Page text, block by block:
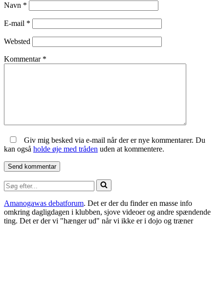
Navn *
E-mail *
Websted
Kommentar *
Giv mig besked via e-mail når der er nye kommentarer. Du
kan også holde øje med tråden uden at kommentere.
Søg
efter...
Amanogawas debatforum. Det er der du finder en masse info
omkring dagligdagen i klubben, sjove videoer og andre spændende
ting. Det er der vi "hænger ud" når vi ikke er i dojo og træner